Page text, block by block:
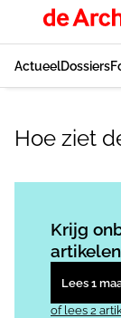
ActueelDossiers
Hoe ziet
Krijg
Lees 1
of lees 2